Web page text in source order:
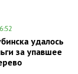
удалось
за упавшее